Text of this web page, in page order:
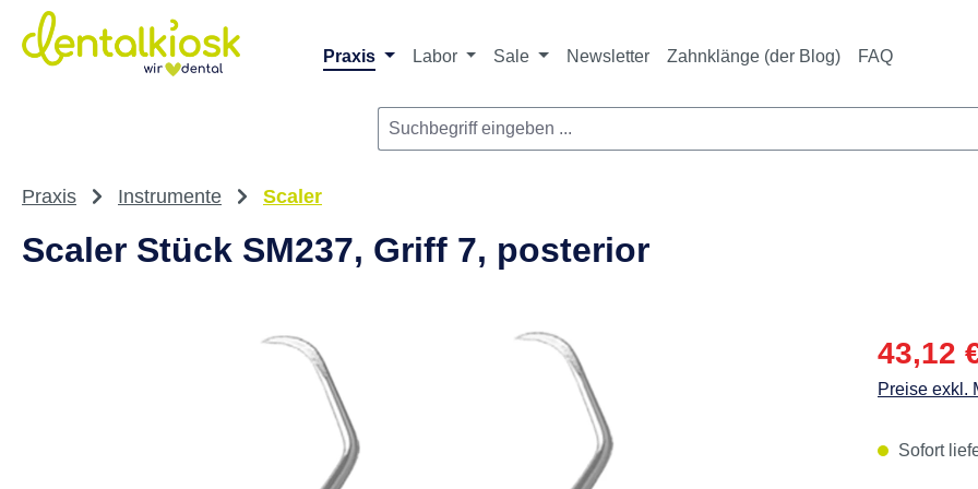
Hauptinhalt springen
Zur Suche springen
Zur Hauptnavigation springen
Praxis Labor Sale Newsletter Zahnklänge (der Blog) FAQ
Praxis Instrumente Scaler
Scaler Stück SM237, Griff 7, posterior
43,12
Preise exkl.
Sofort